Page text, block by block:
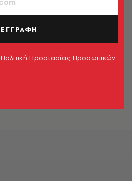
ΕΓΓΡΑΦΗ
Πολιτική Προστασίας Προσωπικών